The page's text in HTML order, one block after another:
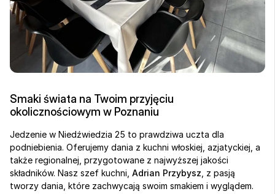
Smaki świata na Twoim przyjęciu
okolicznościowym w Poznaniu
Jedzenie w Niedźwiedzia 25 to prawdziwa uczta dla
podniebienia. Oferujemy dania z kuchni włoskiej, azjatyckiej, a
także regionalnej, przygotowane z najwyższej jakości
składników. Nasz szef kuchni, Adrian Przybysz , z pasją
tworzy dania, które zachwycają swoim smakiem i wyglądem.